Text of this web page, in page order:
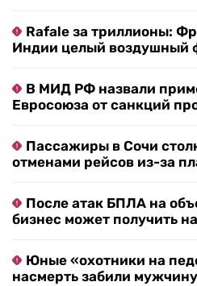
Rafale за триллионы:
Индии целый воздушный
В МИД РФ назвали
Евросоюза от санкций
Пассажиры в Сочи
отменами рейсов из-за
После атак БПЛА на
бизнес может получить
Юные «охотники на
насмерть забили